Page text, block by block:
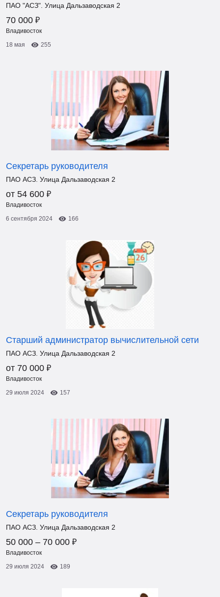
ПАО "АСЗ". Улица Дальзаводская 2
70 000 ₽
Владивосток
18 мая
255
Секретарь руководителя
ПАО АСЗ. Улица Дальзаводская 2
от 54 600 ₽
Владивосток
6 сентября 2024
166
Старший администратор вычислительной сети
ПАО АСЗ. Улица Дальзаводская 2
от 70 000 ₽
Владивосток
29 июля 2024
157
Секретарь руководителя
ПАО АСЗ. Улица Дальзаводская 2
50 000 – 70 000 ₽
Владивосток
29 июля 2024
189